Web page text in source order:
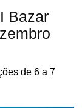
Bazar
de 6 a 7